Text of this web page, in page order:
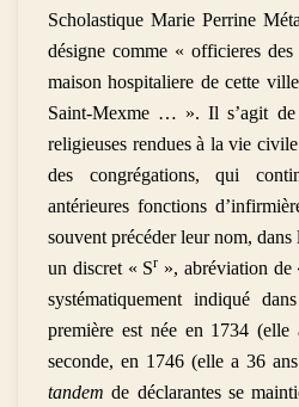
Scholastique Marie Perrine
désigne comme « officieres
maison hospitaliere de cette
Saint-Mexme … ». Il s’agit de
religieuses rendues à la vie
des congrégations, qui
antérieures fonctions
souvent précéder leur nom, dans
un discret « Sr », abréviation
systématiquement indiqué
première est née en 1734
seconde, en 1746 (elle a 36
tandem de déclarantes se